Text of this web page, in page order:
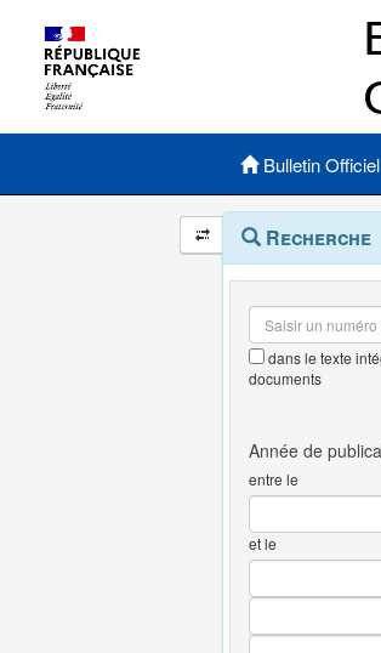
Menu principal
Bulletin Officiel
Navigation
et
outils
annexes
Menu
contextuel
Recherche
dans le texte
documents
entre le
et le